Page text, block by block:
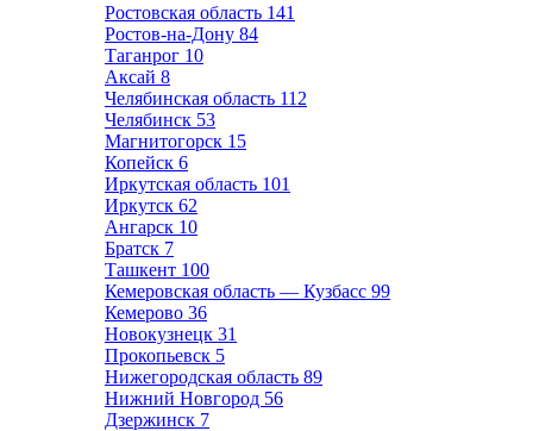
Ростовская область 141
Ростов-на-Дону 84
Таганрог 10
Аксай 8
Челябинская область 112
Челябинск 53
Магнитогорск 15
Копейск 6
Иркутская область 101
Иркутск 62
Ангарск 10
Братск 7
Ташкент 100
Кемеровская область — Кузбасс 99
Кемерово 36
Новокузнецк 31
Прокопьевск 5
Нижегородская область 89
Нижний Новгород 56
Дзержинск 7